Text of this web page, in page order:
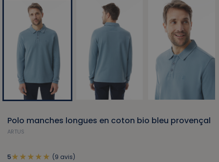
Polo manches longues en coton bio bleu provençal
ARTUS
5 (9 avis)